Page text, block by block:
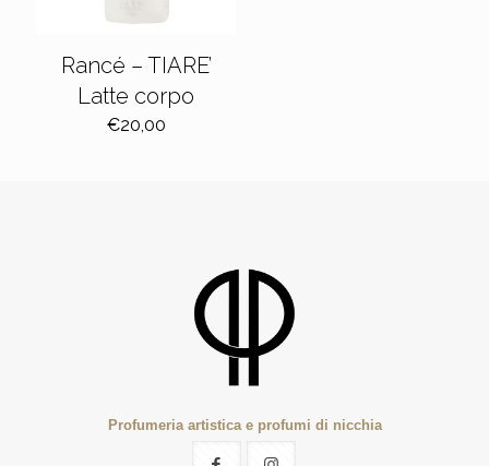
Rancé – TIARE’
Latte corpo
€20,00
Profumeria artistica e profumi di nicchia